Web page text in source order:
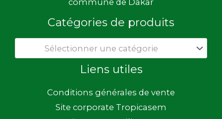
Catégories de produits
Sélectionner une catégorie
Liens utiles
Conditions générales de vente
Site corporate Tropicasem